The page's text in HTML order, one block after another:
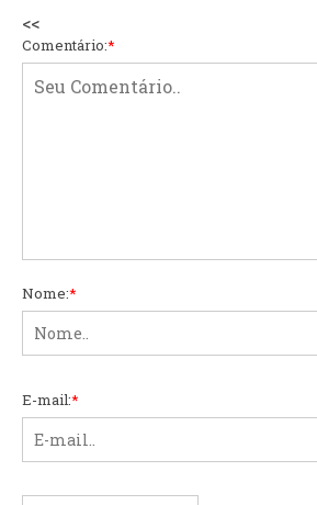
<<
Comentário:*
Nome:*
E-mail:*